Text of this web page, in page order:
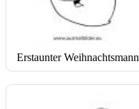
Erstaunter Weihnachtsmann